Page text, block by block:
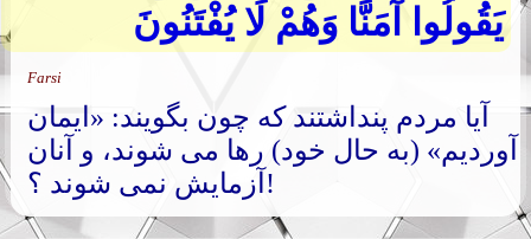
يَقُولُوا آمَنَّا وَهُمْ لَا يُفْتَنُونَ
Farsi
آیا مردم پنداشتند که چون بگویند: «ایمان
آوردیم» (به حال خود) رها می شوند، و آنان
آزمایش نمی شوند ؟!